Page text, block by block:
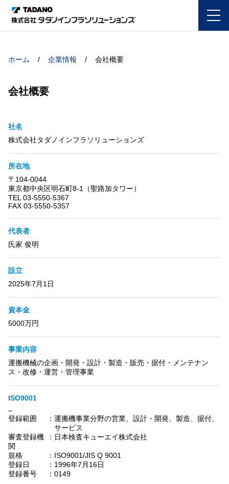
ホーム 企業情報 会社概要
会社概要
社名
株式会社タダノインフラソリューションズ
所在地
〒104-0044
東京都中央区明石町8-1（聖路加タワー）
TEL 03-5550-5367
FAX 03-5550-5357
代表者
氏家 俊明
設立
2025年7月1日
資本金
5000万円
事業内容
運搬機械の企画・開発・設計・製造・販売・据付・メンテナン
ス・改修・運営・管理事業
ISO9001
–
登録範囲
： 運搬機事業分野の営業、設計・開発、製造、据付、
サービス
審査登録機
関
： 日本検査キューエイ株式会社
規格 ： ISO9001/JIS Q 9001
登録日
： 1996年7月16日
登録番号
： 0149